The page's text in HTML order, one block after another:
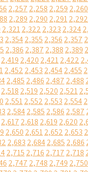
2,257 2,258 2,259 2,260
2,289 2,290 2,2912,292
2,3212,322 2,323 2,324
2,3542,355 2,356 2,357
2,386 2,387 2,388 2,389
2,419 2,420 2,4212,422
2,452 2,453 2,4542,455
2,485 2,486 2,487 2,488
2,518 2,519 2,520 2,521
2,5512,552 2,553 2,554
2,5842,585 2,586 2,587
2,617 2,618 2,619 2,620
2,650 2,6512,652 2,653
2,683 2,6842,685 2,686
2,715 2,716 2,717 2,718
2,747 2,748 2,749 2,750